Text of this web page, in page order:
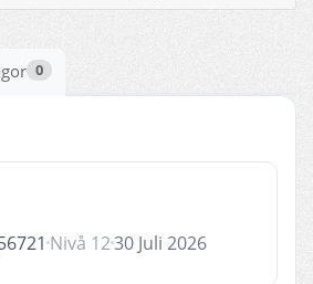
0
Nivå 1230 Juli 2026